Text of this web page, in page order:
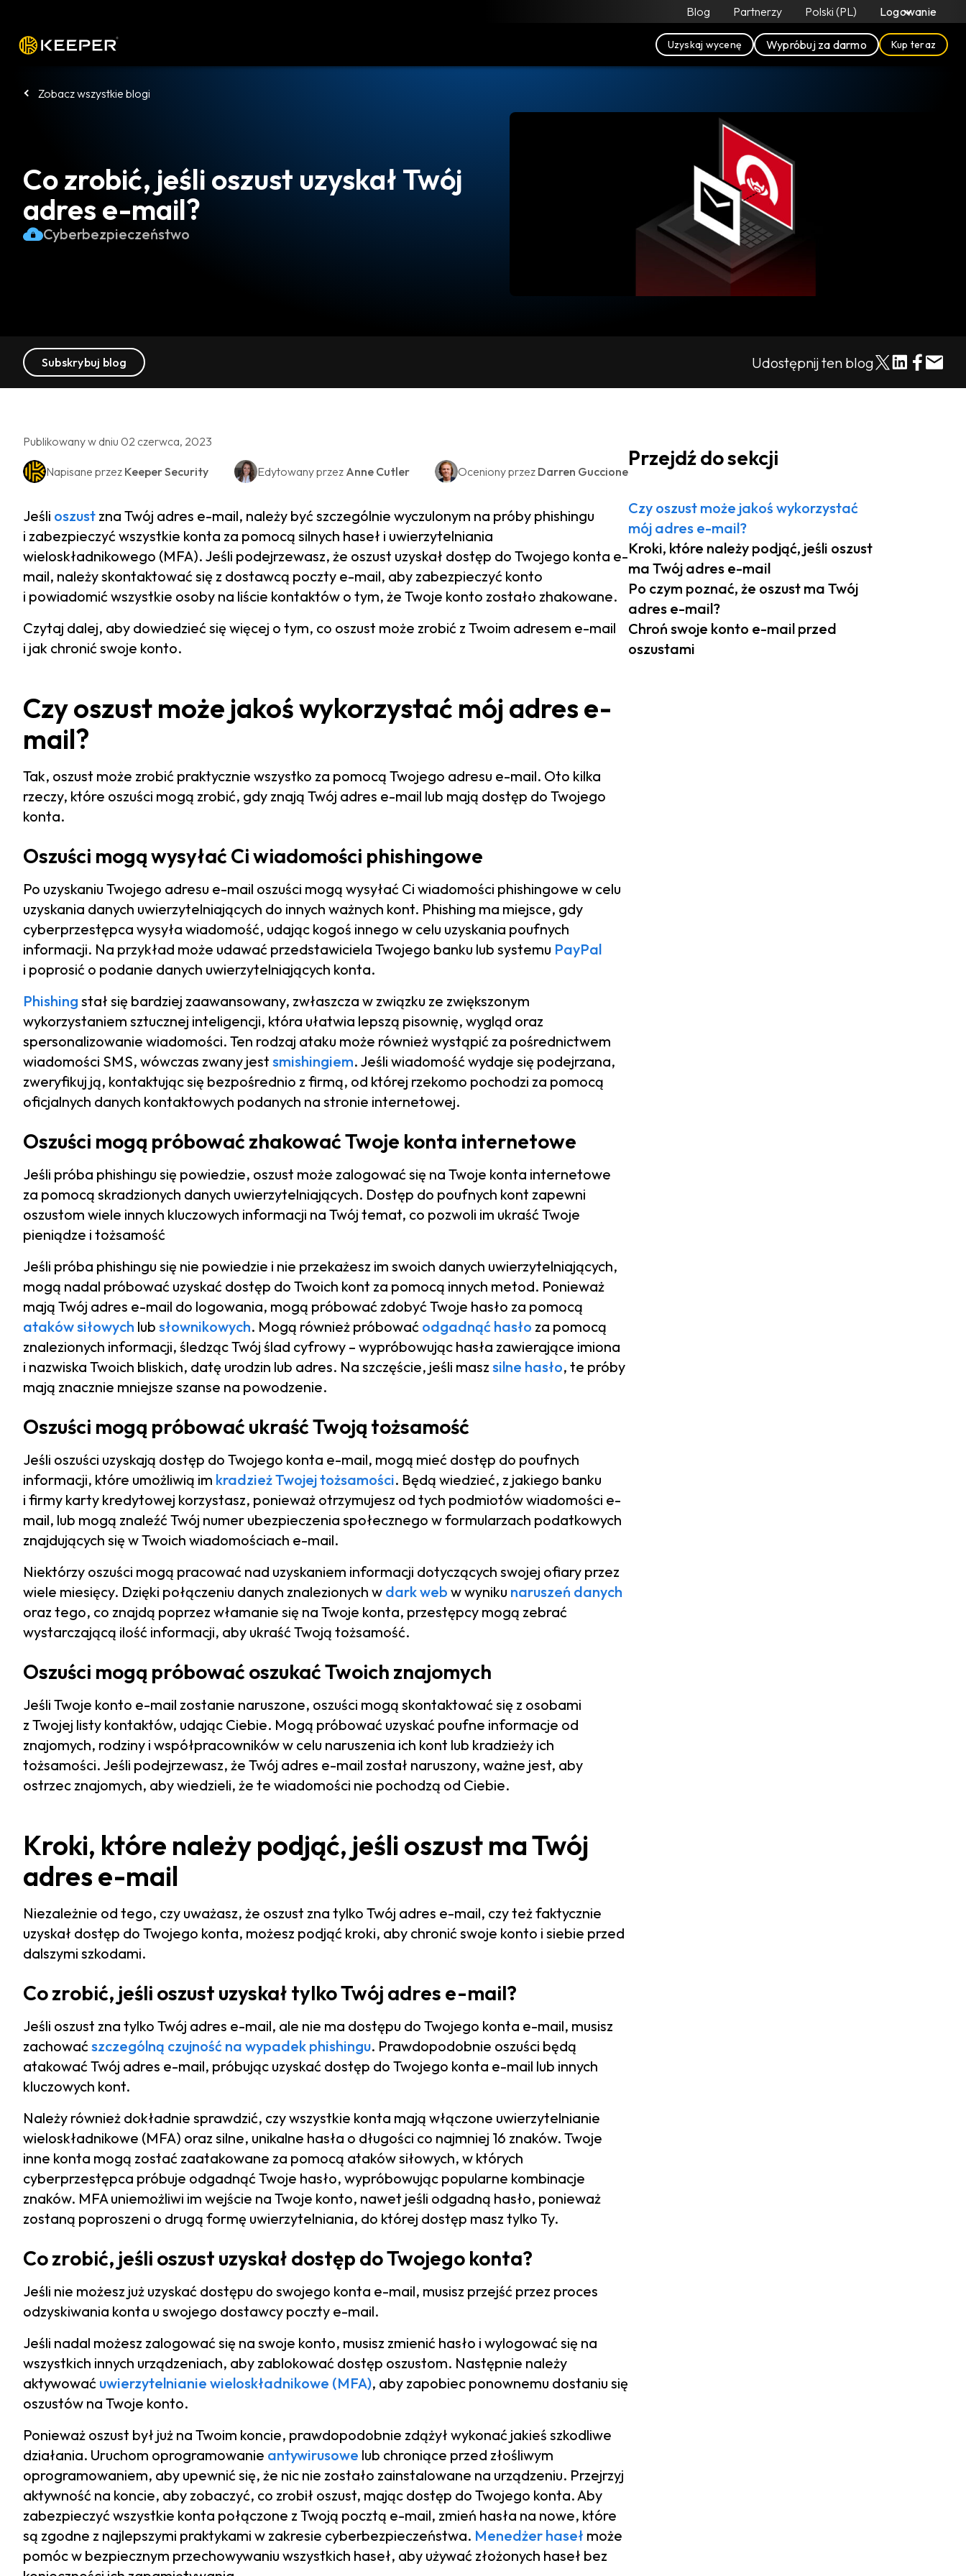
Blog Partnerzy Polski (PL) Logowanie
Uzyskaj wycenę Wypróbuj za darmo Kup teraz
Zobacz wszystkie blogi
Co zrobić, jeśli oszust uzyskał Twój
adres e-mail?
Cyberbezpieczeństwo
Subskrybuj blog Udostępnij ten blog
Publikowany w dniu 02 czerwca, 2023
Napisane przez Keeper Security Edytowany przez Anne Cutler Oceniony przez Darren Guccione
Jeśli oszust zna Twój adres e-mail, należy być szczególnie wyczulonym na próby phishingu
i zabezpieczyć wszystkie konta za pomocą silnych haseł i uwierzytelniania
wieloskładnikowego (MFA). Jeśli podejrzewasz, że oszust uzyskał dostęp do Twojego konta e-
mail, należy skontaktować się z dostawcą poczty e-mail, aby zabezpieczyć konto
i powiadomić wszystkie osoby na liście kontaktów o tym, że Twoje konto zostało zhakowane.
Czytaj dalej, aby dowiedzieć się więcej o tym, co oszust może zrobić z Twoim adresem e-mail
i jak chronić swoje konto.
Czy oszust może jakoś wykorzystać mój adres e-
mail?
Tak, oszust może zrobić praktycznie wszystko za pomocą Twojego adresu e-mail. Oto kilka
rzeczy, które oszuści mogą zrobić, gdy znają Twój adres e-mail lub mają dostęp do Twojego
konta.
Oszuści mogą wysyłać Ci wiadomości phishingowe
Po uzyskaniu Twojego adresu e-mail oszuści mogą wysyłać Ci wiadomości phishingowe w celu
uzyskania danych uwierzytelniających do innych ważnych kont. Phishing ma miejsce, gdy
cyberprzestępca wysyła wiadomość, udając kogoś innego w celu uzyskania poufnych
informacji. Na przykład może udawać przedstawiciela Twojego banku lub systemu PayPal
i poprosić o podanie danych uwierzytelniających konta.
Phishing stał się bardziej zaawansowany, zwłaszcza w związku ze zwiększonym
wykorzystaniem sztucznej inteligencji, która ułatwia lepszą pisownię, wygląd oraz
spersonalizowanie wiadomości. Ten rodzaj ataku może również wystąpić za pośrednictwem
wiadomości SMS, wówczas zwany jest smishingiem. Jeśli wiadomość wydaje się podejrzana,
zweryfikuj ją, kontaktując się bezpośrednio z firmą, od której rzekomo pochodzi za pomocą
oficjalnych danych kontaktowych podanych na stronie internetowej.
Oszuści mogą próbować zhakować Twoje konta internetowe
Jeśli próba phishingu się powiedzie, oszust może zalogować się na Twoje konta internetowe
za pomocą skradzionych danych uwierzytelniających. Dostęp do poufnych kont zapewni
oszustom wiele innych kluczowych informacji na Twój temat, co pozwoli im ukraść Twoje
pieniądze i tożsamość
Jeśli próba phishingu się nie powiedzie i nie przekażesz im swoich danych uwierzytelniających,
mogą nadal próbować uzyskać dostęp do Twoich kont za pomocą innych metod. Ponieważ
mają Twój adres e-mail do logowania, mogą próbować zdobyć Twoje hasło za pomocą
ataków siłowych lub słownikowych. Mogą również próbować odgadnąć hasło za pomocą
znalezionych informacji, śledząc Twój ślad cyfrowy – wypróbowując hasła zawierające imiona
i nazwiska Twoich bliskich, datę urodzin lub adres. Na szczęście, jeśli masz silne hasło, te próby
mają znacznie mniejsze szanse na powodzenie.
Oszuści mogą próbować ukraść Twoją tożsamość
Jeśli oszuści uzyskają dostęp do Twojego konta e-mail, mogą mieć dostęp do poufnych
informacji, które umożliwią im kradzież Twojej tożsamości. Będą wiedzieć, z jakiego banku
i firmy karty kredytowej korzystasz, ponieważ otrzymujesz od tych podmiotów wiadomości e-
mail, lub mogą znaleźć Twój numer ubezpieczenia społecznego w formularzach podatkowych
znajdujących się w Twoich wiadomościach e-mail.
Niektórzy oszuści mogą pracować nad uzyskaniem informacji dotyczących swojej ofiary przez
wiele miesięcy. Dzięki połączeniu danych znalezionych w dark web w wyniku naruszeń danych
oraz tego, co znajdą poprzez włamanie się na Twoje konta, przestępcy mogą zebrać
wystarczającą ilość informacji, aby ukraść Twoją tożsamość.
Oszuści mogą próbować oszukać Twoich znajomych
Jeśli Twoje konto e-mail zostanie naruszone, oszuści mogą skontaktować się z osobami
z Twojej listy kontaktów, udając Ciebie. Mogą próbować uzyskać poufne informacje od
znajomych, rodziny i współpracowników w celu naruszenia ich kont lub kradzieży ich
tożsamości. Jeśli podejrzewasz, że Twój adres e-mail został naruszony, ważne jest, aby
ostrzec znajomych, aby wiedzieli, że te wiadomości nie pochodzą od Ciebie.
Kroki, które należy podjąć, jeśli oszust ma Twój
adres e-mail
Niezależnie od tego, czy uważasz, że oszust zna tylko Twój adres e-mail, czy też faktycznie
uzyskał dostęp do Twojego konta, możesz podjąć kroki, aby chronić swoje konto i siebie przed
dalszymi szkodami.
Co zrobić, jeśli oszust uzyskał tylko Twój adres e-mail?
Jeśli oszust zna tylko Twój adres e-mail, ale nie ma dostępu do Twojego konta e-mail, musisz
zachowaćszczególną czujność na wypadek phishingu. Prawdopodobnie oszuści będą
atakować Twój adres e-mail, próbując uzyskać dostęp do Twojego konta e-mail lub innych
kluczowych kont.
Należy również dokładnie sprawdzić, czy wszystkie konta mają włączone uwierzytelnianie
wieloskładnikowe (MFA) oraz silne, unikalne hasła o długości co najmniej 16 znaków. Twoje
inne konta mogą zostać zaatakowane za pomocą ataków siłowych, w których
cyberprzestępca próbuje odgadnąć Twoje hasło, wypróbowując popularne kombinacje
znaków. MFA uniemożliwi im wejście na Twoje konto, nawet jeśli odgadną hasło, ponieważ
zostaną poproszeni o drugą formę uwierzytelniania, do której dostęp masz tylko Ty.
Co zrobić, jeśli oszust uzyskał dostęp do Twojego konta?
Jeśli nie możesz już uzyskać dostępu do swojego konta e-mail, musisz przejść przez proces
odzyskiwania konta u swojego dostawcy poczty e-mail.
Jeśli nadal możesz zalogować się na swoje konto, musisz zmienić hasło i wylogować się na
wszystkich innych urządzeniach, aby zablokować dostęp oszustom. Następnie należy
aktywować uwierzytelnianie wieloskładnikowe (MFA), aby zapobiec ponownemu dostaniu się
oszustów na Twoje konto.
Ponieważ oszust był już na Twoim koncie, prawdopodobnie zdążył wykonać jakieś szkodliwe
działania. Uruchom oprogramowanie antywirusowe lub chroniące przed złośliwym
oprogramowaniem, aby upewnić się, że nic nie zostało zainstalowane na urządzeniu. Przejrzyj
aktywność na koncie, aby zobaczyć, co zrobił oszust, mając dostęp do Twojego konta. Aby
zabezpieczyć wszystkie konta połączone z Twoją pocztą e-mail, zmień hasła na nowe, które
są zgodne z najlepszymi praktykami w zakresie cyberbezpieczeństwa. Menedżer haseł może
pomóc w bezpiecznym przechowywaniu wszystkich haseł, aby używać złożonych haseł bez
Przejdź do sekcji
Czy oszust może jakoś wykorzystać
mój adres e-mail?
Kroki, które należy podjąć, jeśli oszust
ma Twój adres e-mail
Po czym poznać, że oszust ma Twój
adres e-mail?
Chroń swoje konto e-mail przed
oszustami